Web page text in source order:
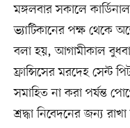
মঙ্গলবার সকালে
ভ্যাটিকানের পক্ষ থেকে
বলা হয়, আগামীকাল
ফ্রান্সিসের মরদেহ সেন্ট
সমাহিত না করা পর্যন্ত
শ্রদ্ধা নিবেদনের জন্য রাখা